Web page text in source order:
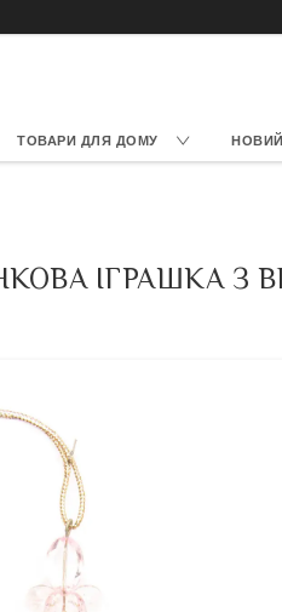
ТОВАРИ ДЛЯ ДОМУ НОВИЙ
ІГРАШКА З